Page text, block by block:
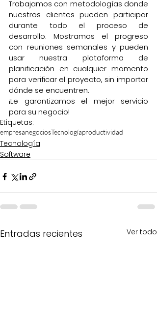
Trabajamos con metodologías donde
nuestros clientes pueden participar
durante todo el proceso de
desarrollo. Mostramos el progreso
con reuniones semanales y pueden
usar nuestra plataforma de
planificación en cualquier momento
para verificar el proyecto, sin importar
dónde se encuentren.
¡Le garantizamos el mejor servicio
para su negocio!
Etiquetas:
empresanegociosTecnologíaproductividad
Tecnología
Software
Entradas recientes Ver todo